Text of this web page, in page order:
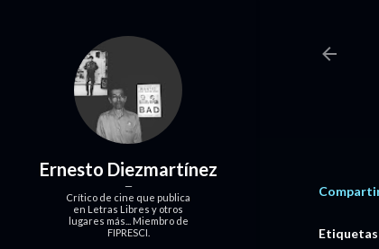
Etiquetas
Ernesto Diezmartínez
Crítico de cine que publica
en Letras Libres y otros
lugares más... Miembro de
FIPRESCI.